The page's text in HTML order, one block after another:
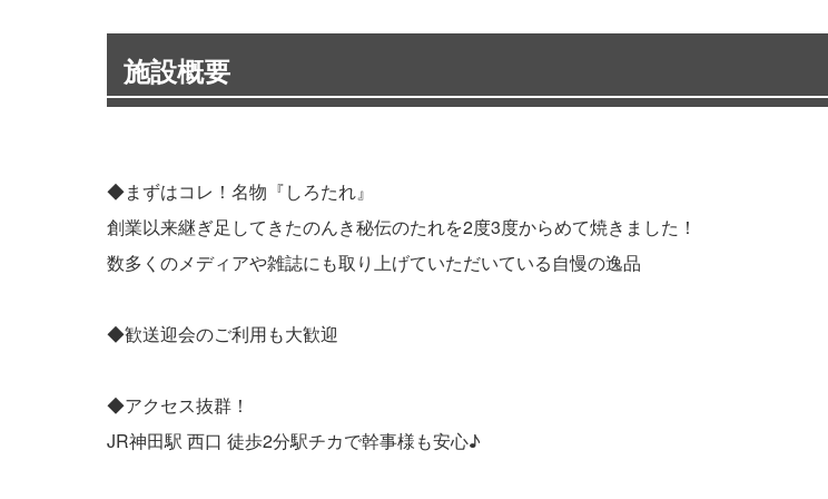
施設概要
◆まずはコレ！名物『しろたれ』
創業以来継ぎ足してきたのんき秘伝のたれを2度3度からめて焼きました！
数多くのメディアや雑誌にも取り上げていただいている自慢の逸品
◆歓送迎会のご利用も大歓迎
◆アクセス抜群！
JR神田駅 西口 徒歩2分駅チカで幹事様も安心♪